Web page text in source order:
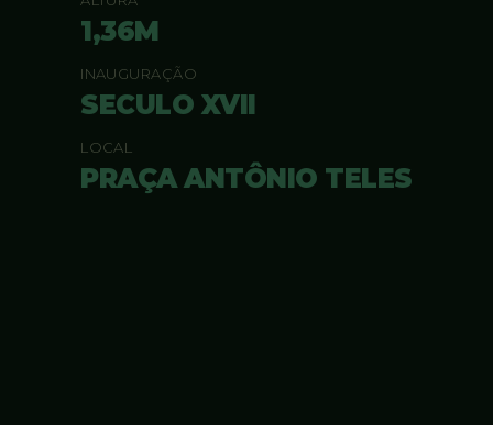
1,36M
INAUGURAÇÃO
SECULO XVII
LOCAL
PRAÇA ANTÔNIO TELES